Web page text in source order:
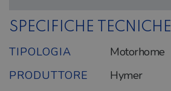
SPECIFICHE TECNICHE
TIPOLOGIA
Motorhome
PRODUTTORE
Hymer